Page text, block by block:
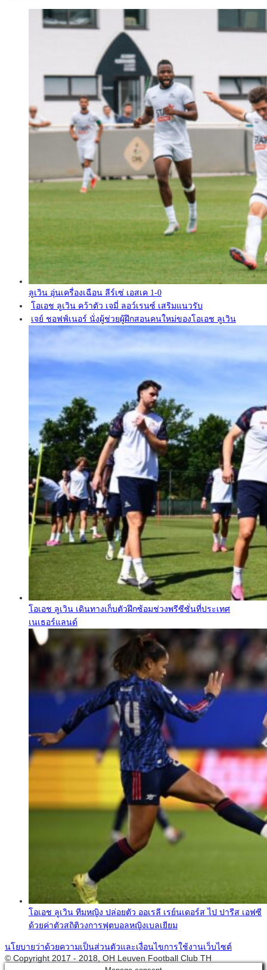
ลูเวิน อุ่นเครื่องเฉือน ลีร์เซ่ เอสเค 1-0
โอเอช ลูเวิน คว้าตัว เจมี่ ลอว์เรนซ์ เสริมแนวรับ
เจย์ ชอฟฟ์เนอร์ นั่งผู้ช่วยผู้ฝึกสอนคนใหม่ของโอเอช ลูเวิน
โอเอช ลูเวิน เดินทางเก็บตัวฝึกซ้อมช่วงพรีซีซั่นที่ประเทศ
เนเธอร์แลนด์
โอเอช ลูเวิน ทีมหญิง ปล่อยตัว ออเรลี เรย์นเดอร์ส ไป ปารีส เอฟซี
ด้วยค่าตัวสถิติวงการฟุตบอลหญิงเบลเยียม
นโยบายว่าด้วยความเป็นส่วนตัวและเงื่อนไขการใช้งานเว็บไซต์
© Copyright 2017 - 2018, OH Leuven Football Club TH